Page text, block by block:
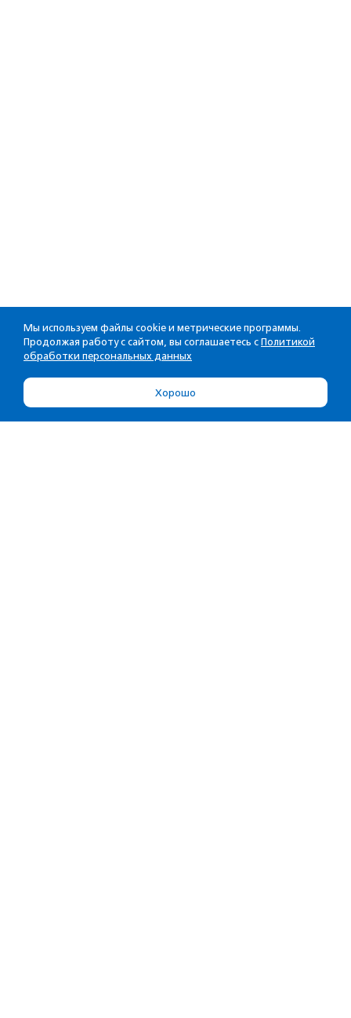
Мы используем файлы cookie и метрические программы.
Продолжая работу с сайтом, вы соглашаетесь с Политикой
обработки персональных данных
Хорошо